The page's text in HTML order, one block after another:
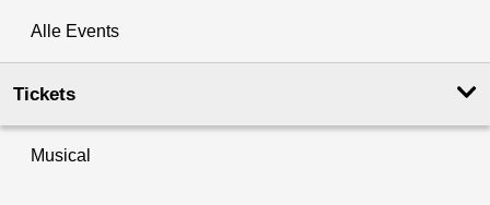
Alle Events
Tickets
Musical